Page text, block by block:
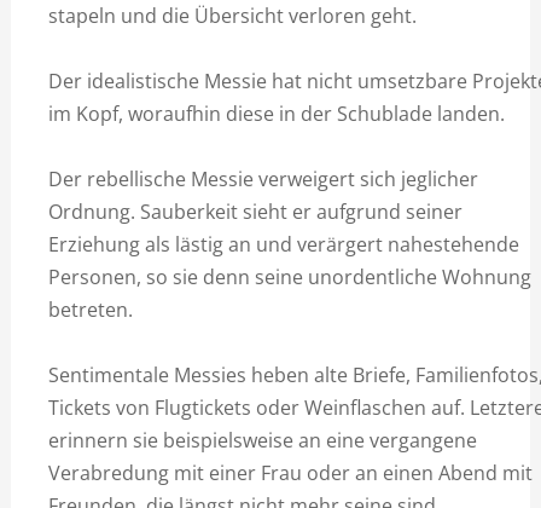
stapeln und die Übersicht verloren geht.
Der idealistische Messie hat nicht umsetzbare
im Kopf, woraufhin diese in der Schublade landen.
Der rebellische Messie verweigert sich jeglicher
Ordnung. Sauberkeit sieht er aufgrund seiner
Erziehung als lästig an und verärgert nahestehende
Personen, so sie denn seine unordentliche Wohnung
betreten.
Sentimentale Messies heben alte Briefe,
Tickets von Flugtickets oder Weinflaschen auf.
erinnern sie beispielsweise an eine vergangene
Verabredung mit einer Frau oder an einen Abend mit